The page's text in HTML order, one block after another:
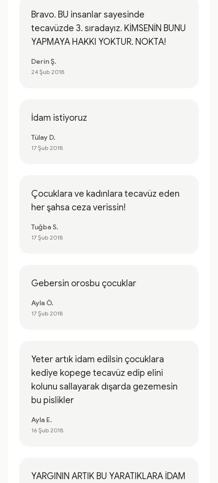
Bravo. BU insanlar sayesinde
tecavüzde 3. sıradayız. KİMSENİN BUNU
YAPMAYA HAKKI YOKTUR. NOKTA!
Derin Ş.
24 Şub 2018
İdam istiyoruz
Tülay D.
17 Şub 2018
Çocuklara ve kadınlara tecavüz eden
her şahsa ceza verissin!
Tuğba S.
17 Şub 2018
Gebersin orosbu çocuklar
Ayla Ö.
17 Şub 2018
Yeter artık idam edilsin çocuklara
kediye kopege tecavüz edip elini
kolunu sallayarak dışarda gezemesin
bu pislikler
Ayla E.
16 Şub 2018
YARGININ ARTIK BU YARATIKLARA İDAM